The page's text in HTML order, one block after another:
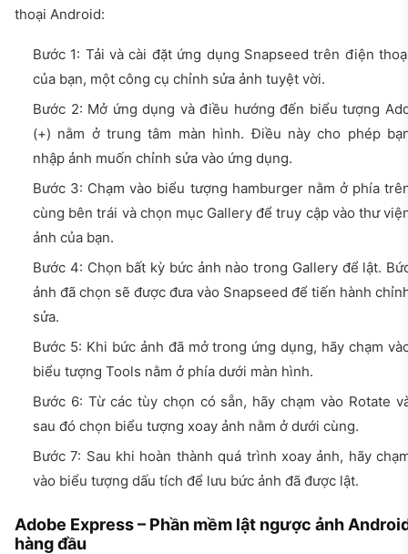
thoại Android:
Bước 1: Tải và cài đặt ứng dụng Snapseed trên điện
của bạn, một công cụ chỉnh sửa ảnh tuyệt vời.
Bước 2: Mở ứng dụng và điều hướng đến biểu tượng
(+) nằm ở trung tâm màn hình. Điều này cho phép
nhập ảnh muốn chỉnh sửa vào ứng dụng.
Bước 3: Chạm vào biểu tượng hamburger nằm ở phía
cùng bên trái và chọn mục Gallery để truy cập vào thư
ảnh của bạn.
Bước 4: Chọn bất kỳ bức ảnh nào trong Gallery để lật.
ảnh đã chọn sẽ được đưa vào Snapseed để tiến hành
sửa.
Bước 5: Khi bức ảnh đã mở trong ứng dụng, hãy chạm
biểu tượng Tools nằm ở phía dưới màn hình.
Bước 6: Từ các tùy chọn có sẵn, hãy chạm vào Rotate
sau đó chọn biểu tượng xoay ảnh nằm ở dưới cùng.
Bước 7: Sau khi hoàn thành quá trình xoay ảnh, hãy
vào biểu tượng dấu tích để lưu bức ảnh đã được lật.
Adobe Express – Phần mềm lật ngược ảnh
hàng đầu